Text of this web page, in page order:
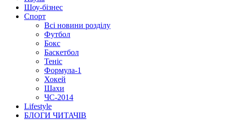
Шоу-бізнес
Спорт
Всі новини розділу
Футбол
Бокс
Баскетбол
Теніс
Формула-1
Хокей
Шахи
ЧС-2014
Lifestyle
БЛОГИ ЧИТАЧІВ